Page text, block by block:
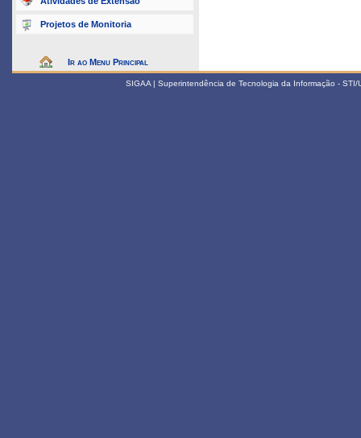
Projetos de Monitoria
Ir ao Menu Principal
SIGAA | Superintendência de Tecnologia da Informação -